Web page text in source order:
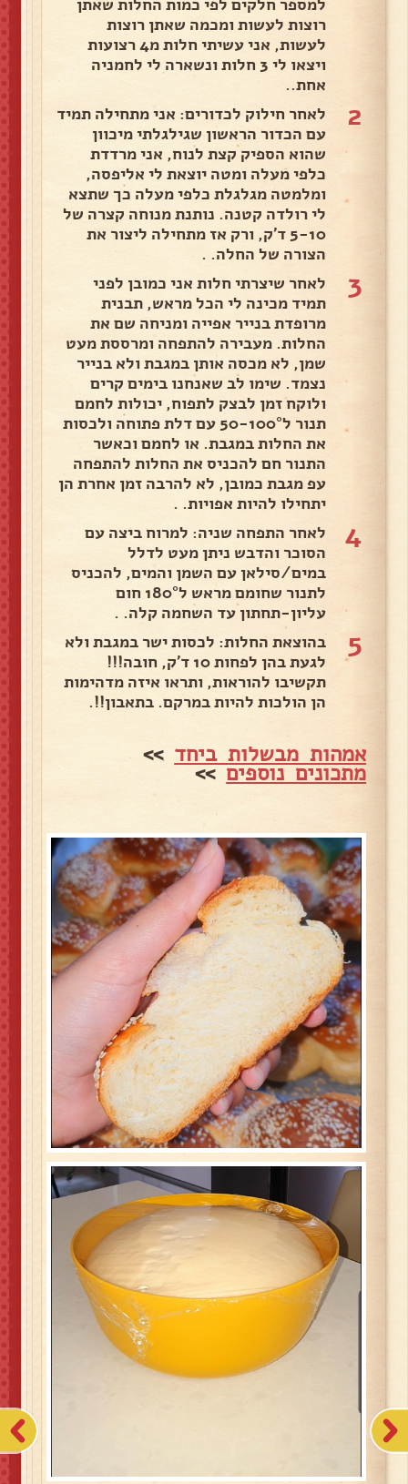
למספר חלקים לפי כמות החלות שאתן
רוצות לעשות ומכמה שאתן רוצות
לעשות, אני עשיתי חלות מ4 רצועות
ויצאו לי 3 חלות ונשארה לי לחמניה
אחת..
2
לאחר חילוק לכדורים: אני מתחילה תמיד
עם הכדור הראשון שגילגלתי מיכוון
שהוא הספיק קצת לנוח, אני מרדדת
כלפי מעלה ומטה יוצאת לי אליפסה,
ומלמטה מגלגלת כלפי מעלה כך שתצא
לי רולדה קטנה. נותנת מנוחה קצרה של
5-10 ד'ק, ורק אז מתחילה ליצור את
הצורה של החלה. .
3
לאחר שיצרתי חלות אני כמובן לפני
תמיד מכינה לי הכל מראש, תבנית
מרופדת בנייר אפייה ומניחה שם את
החלות. מעבירה להתפחה ומרססת מעט
שמן, לא מכסה אותן במגבת ולא בנייר
נצמד. שימו לב שאנחנו בימים קרים
ולוקח זמן לבצק לתפוח, יכולות לחמם
תנור ל50-100° עם דלת פתוחה ולכסות
את החלות במגבת. או לחמם וכאשר
התנור חם להכניס את החלות להתפחה
עפ מגבת כמובן, לא להרבה זמן אחרת הן
יתחילו להיות אפויות. .
4
לאחר התפחה שניה: למרוח ביצה עם
הסוכר והדבש ניתן מעט לדלל
במים/סילאן עם השמן והמים, להכניס
לתנור שחומם מראש ל180° חום
עליון-תחתון עד השחמה קלה. .
5
בהוצאת החלות: לכסות ישר במגבת ולא
לגעת בהן לפחות 10 ד'ק, חובה!!!
תקשיבו להוראות, ותראו איזה מדהימות
הן הולכות להיות במרקם. בתאבון!!.
אמהות מבשלות ביחד >>
מתכונים נוספים>>